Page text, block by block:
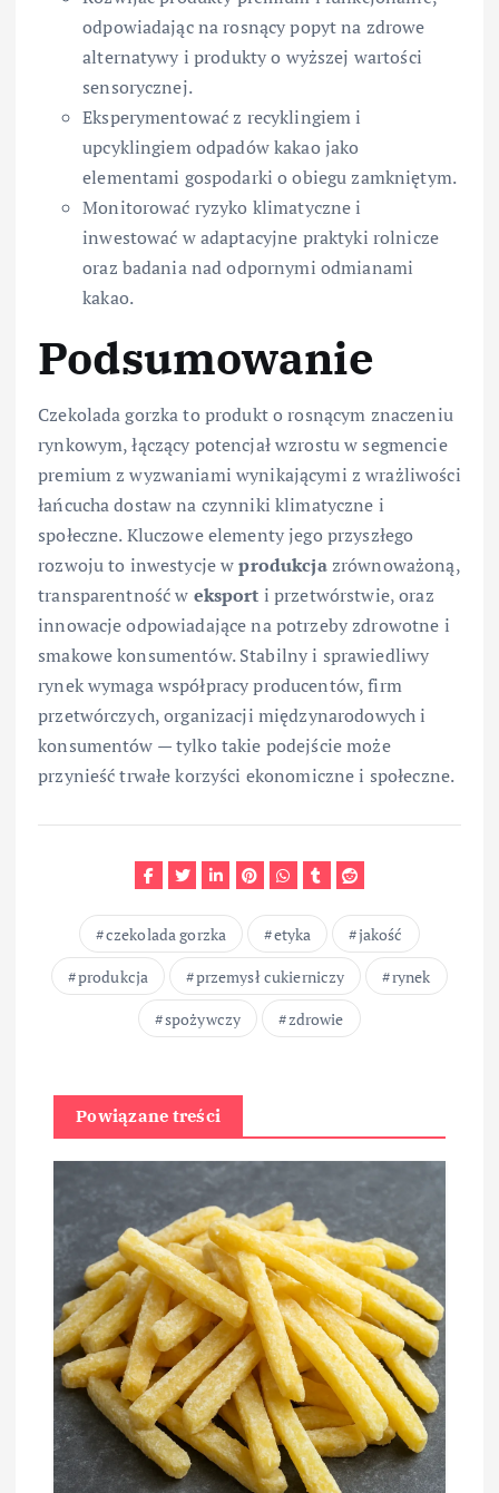
odpowiadając na rosnący popyt na zdrowe
alternatywy i produkty o wyższej wartości
sensorycznej.
Eksperymentować z recyklingiem i
upcyklingiem odpadów kakao jako
elementami gospodarki o obiegu zamkniętym.
Monitorować ryzyko klimatyczne i
inwestować w adaptacyjne praktyki rolnicze
oraz badania nad odpornymi odmianami
kakao.
Podsumowanie
Czekolada gorzka to produkt o rosnącym znaczeniu
rynkowym, łączący potencjał wzrostu w segmencie
premium z wyzwaniami wynikającymi z wrażliwości
łańcucha dostaw na czynniki klimatyczne i
społeczne. Kluczowe elementy jego przyszłego
rozwoju to inwestycje wprodukcjazrównoważoną,
transparentność w eksport i przetwórstwie, oraz
innowacje odpowiadające na potrzeby zdrowotne i
smakowe konsumentów. Stabilny i sprawiedliwy
rynek wymaga współpracy producentów, firm
przetwórczych, organizacji międzynarodowych i
konsumentów — tylko takie podejście może
przynieść trwałe korzyści ekonomiczne i społeczne.
czekolada gorzka etyka
jakość
produkcja
przemysł cukierniczy
rynek
spożywczy
zdrowie
Powiązane treści